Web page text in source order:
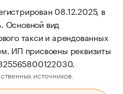
08.12.2025, в
Основной вид
такси и арендованных
ИП присвоены реквизиты
источников.